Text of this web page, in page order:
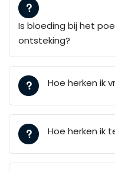
Is bloeding bij het
ontsteking?
Hoe herken ik
Hoe herken ik